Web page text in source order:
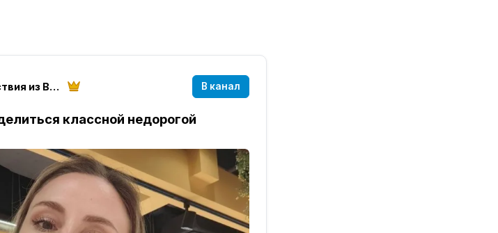
Грушины Юра и Юля | Путешествия из Владивостока В канал
классной недорогой